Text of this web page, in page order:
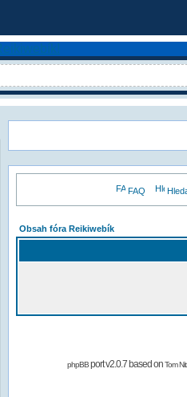
FAQ
Obsah fóra Reikiwebík
phpBBport v2.0.7 based onTom